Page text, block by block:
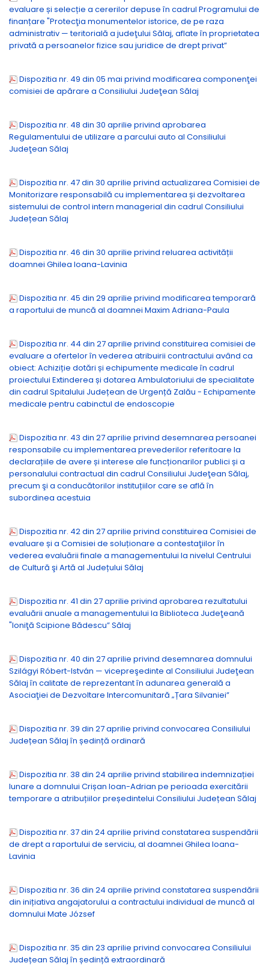
evaluare și selecție a cererilor depuse în cadrul Programului de
finanțare "Protecţia monumentelor istorice, de pe raza
administrativ — teritorială a judeţului Sălaj, aflate în proprietatea
privată a persoanelor fizice sau juridice de drept privat”
Dispozitia nr. 49 din 05 mai privind modificarea componenţei
comisiei de apărare a Consiliului Judeţean Sălaj
Dispozitia nr. 48 din 30 aprilie privind aprobarea
Regulamentului de utilizare a parcului auto al Consiliului
Judeţean Sălaj
Dispozitia nr. 47 din 30 aprilie privind actualizarea Comisiei de
Monitorizare responsabilă cu implementarea și dezvoltarea
sistemului de control intern managerial din cadrul Consiliului
Județean Sălaj
Dispozitia nr. 46 din 30 aprilie privind reluarea activității
doamnei Ghilea Ioana-Lavinia
Dispozitia nr. 45 din 29 aprilie privind modificarea temporară
a raportului de muncă al doamnei Maxim Adriana-Paula
Dispozitia nr. 44 din 27 aprilie privind constituirea comisiei de
evaluare a ofertelor în vederea atribuirii contractului având ca
obiect: Achiziție dotări și echipumente medicale în cadrul
proiectului Extinderea și dotarea Ambulatoriului de specialitate
din cadrul Spitalului Județean de Urgență Zalău - Echipamente
medicale pentru cabinctul de endoscopie
Dispozitia nr. 43 din 27 aprilie privind desemnarea persoanei
responsabile cu implementarea prevederilor referitoare la
declarațiile de avere și interese ale funcționarilor publici și a
personalului contractual din cadrul Consiliului Judeţean Sălaj,
precum şi a conducătorilor instituțiilor care se află în
subordinea acestuia
Dispozitia nr. 42 din 27 aprilie privind constituirea Comisiei de
evaluare și a Comisiei de soluționare a contestaţiilor în
vederea evaluării finale a managementului la nivelul Centrului
de Cultură şi Artă al Județului Sălaj
Dispozitia nr. 41 din 27 aprilie privind aprobarea rezultatului
evaluării anuale a managementului la Biblioteca Judeţeană
"Ioniţă Scipione Bădescu” Sălaj
Dispozitia nr. 40 din 27 aprilie privind desemnarea domnului
Szilágyi Róbert-István — vicepreşedinte al Consiliului Judeţean
Sălaj în calitate de reprezentant în adunarea generală a
Asociaţiei de Dezvoltare Intercomunitară „Țara Silvaniei”
Dispozitia nr. 39 din 27 aprilie privind convocarea Consiliului
Județean Sălaj în ședință ordinară
Dispozitia nr. 38 din 24 aprilie privind stabilirea indemnizației
lunare a domnului Crișan Ioan-Adrian pe perioada exercitării
temporare a atribuțiilor președintelui Consiliului Județean Sălaj
Dispozitia nr. 37 din 24 aprilie privind constatarea suspendării
de drept a raportului de serviciu, al doamnei Ghilea loana-
Lavinia
Dispozitia nr. 36 din 24 aprilie privind constatarea suspendării
din inițiativa angajatorului a contractului individual de muncă al
domnului Mate József
Dispozitia nr. 35 din 23 aprilie privind convocarea Consiliului
Județean Sălaj în ședință extraordinară